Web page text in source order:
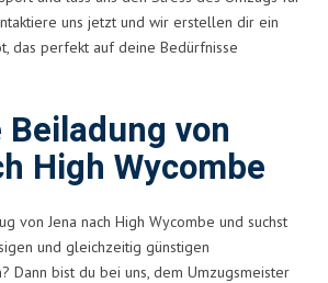
uns jetzt und wir erstellen dir ein
das perfekt auf deine Bedürfnisse
von
High Wycombe
von Jena nach High Wycombe und suchst
und gleichzeitig günstigen
Dann bist du bei uns, dem Umzugsmeister